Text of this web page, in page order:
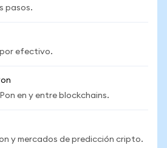
pasos.
por efectivo.
en y entre blockchains.
y mercados de predicción cripto.